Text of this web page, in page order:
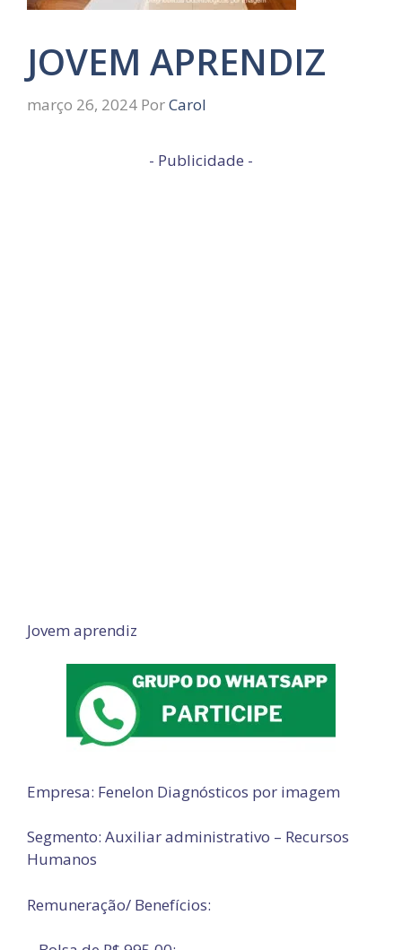
JOVEM APRENDIZ
março 26, 2024 PorCarol
- Publicidade -
Jovem aprendiz
Empresa: Fenelon Diagnósticos por imagem
Segmento: Auxiliar administrativo – Recursos
Humanos
Remuneração/ Benefícios: